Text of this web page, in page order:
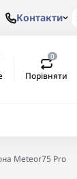
Контакти
0
Порівняти
Meteor75 Pro